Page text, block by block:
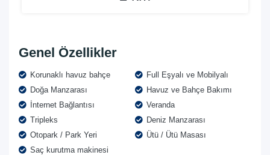
Genel Özellikler
Korunaklı havuz bahçe
Full Eşyalı ve Mobilyalı
Doğa Manzarası
Havuz ve Bahçe Bakımı
İnternet Bağlantısı
Veranda
Tripleks
Deniz Manzarası
Otopark / Park Yeri
Ütü / Ütü Masası
Saç kurutma makinesi